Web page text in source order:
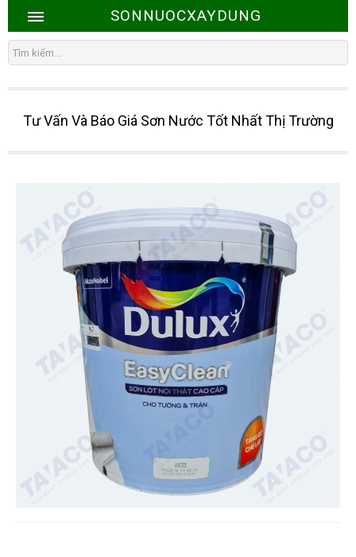
SONNUOCXAYDUNG
Tư Vấn Và Báo Giá Sơn Nước Tốt Nhất Thị Trường